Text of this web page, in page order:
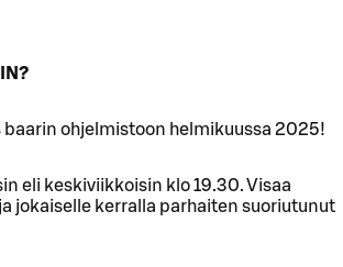
baarin ohjelmistoon helmikuussa 2025!
eli keskiviikkoisin klo 19.30. Visaa
jokaiselle kerralla parhaiten suoriutunut